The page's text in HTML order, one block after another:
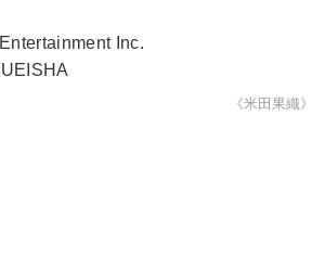
Inc.
《米田果織》